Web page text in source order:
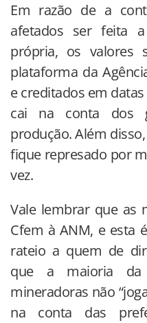
Em razão de a
afetados ser feita
própria, os valores
plataforma da
e creditados em
cai na conta dos
produção. Além
fique represado por
vez.
Vale lembrar que as
Cfem à ANM, e esta
rateio a quem de
que a maioria da
mineradoras não
na conta das